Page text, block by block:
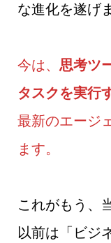
な進化を遂げ
今は、 思考ツ
タスクを実行
最新のエージ
ます。
これがもう、
以前は「ビジ